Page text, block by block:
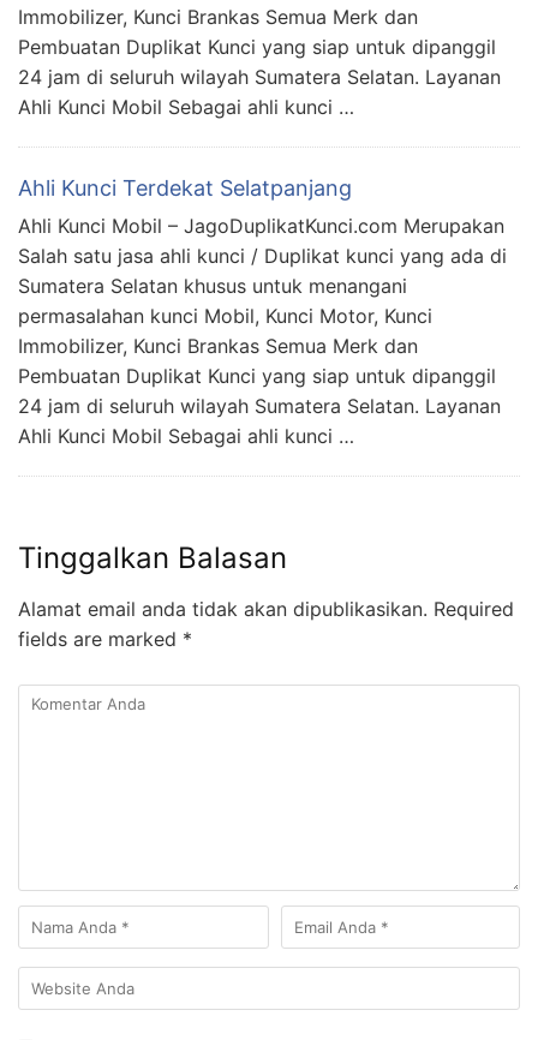
Immobilizer, Kunci Brankas Semua Merk dan
Pembuatan Duplikat Kunci yang siap untuk dipanggil
24 jam di seluruh wilayah Sumatera Selatan. Layanan
Ahli Kunci Mobil Sebagai ahli kunci …
Ahli Kunci Terdekat Selatpanjang
Ahli Kunci Mobil – JagoDuplikatKunci.com Merupakan
Salah satu jasa ahli kunci / Duplikat kunci yang ada di
Sumatera Selatan khusus untuk menangani
permasalahan kunci Mobil, Kunci Motor, Kunci
Immobilizer, Kunci Brankas Semua Merk dan
Pembuatan Duplikat Kunci yang siap untuk dipanggil
24 jam di seluruh wilayah Sumatera Selatan. Layanan
Ahli Kunci Mobil Sebagai ahli kunci …
Tinggalkan Balasan
Alamat email anda tidak akan dipublikasikan. Required
fields are marked *